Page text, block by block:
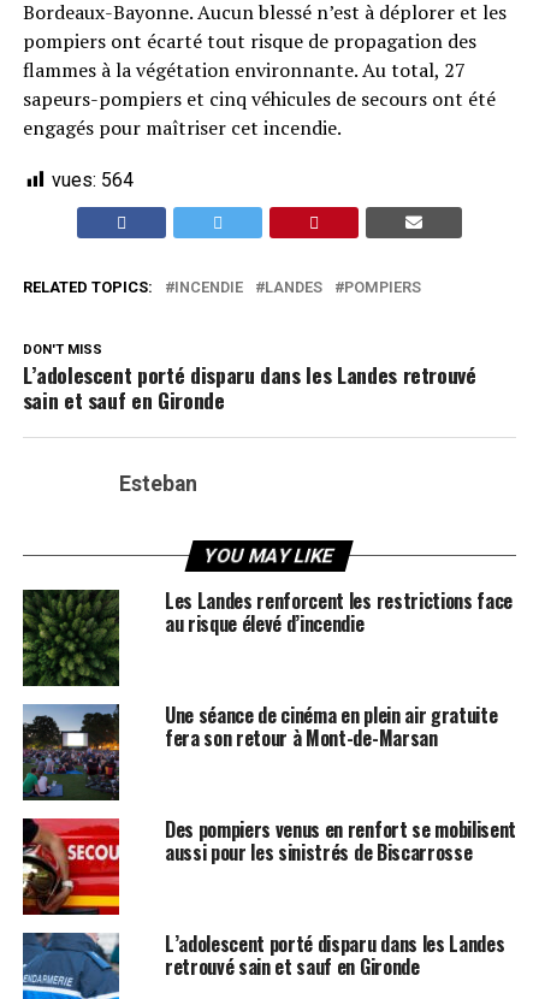
Bordeaux-Bayonne. Aucun blessé n’est à déplorer et les
pompiers ont écarté tout risque de propagation des
flammes à la végétation environnante. Au total, 27
sapeurs-pompiers et cinq véhicules de secours ont été
engagés pour maîtriser cet incendie.
vues: 564
RELATED TOPICS: INCENDIE LANDES POMPIERS
DON'T MISS
L’adolescent porté disparu dans les Landes retrouvé
sain et sauf en Gironde
Esteban
YOU MAY LIKE
Les Landes renforcent les restrictions face
au risque élevé d’incendie
Une séance de cinéma en plein air gratuite
fera son retour à Mont-de-Marsan
Des pompiers venus en renfort se mobilisent
aussi pour les sinistrés de Biscarrosse
L’adolescent porté disparu dans les Landes
retrouvé sain et sauf en Gironde